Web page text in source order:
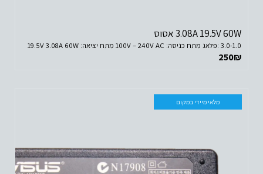
3.08A 19.5V 60W אסוס
3.0-1.0 :פלאג מתח כניסה: 100V – 240V AC מתח יציאה: 19.5V 3.08A 60W
250₪
מלאי מיידי במקום